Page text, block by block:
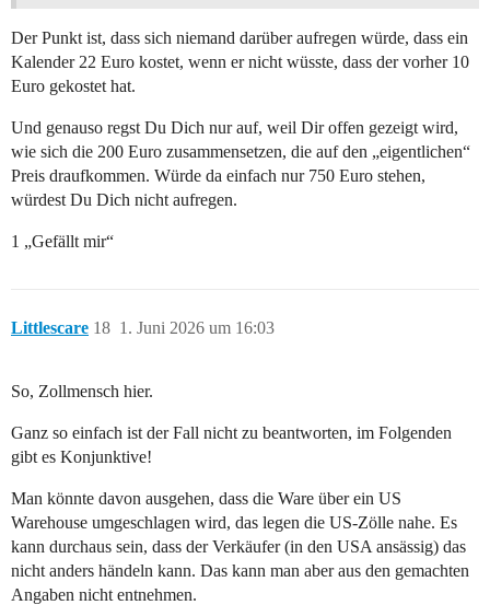
Der Punkt ist, dass sich niemand darüber aufregen würde, dass ein
Kalender 22 Euro kostet, wenn er nicht wüsste, dass der vorher 10
Euro gekostet hat.
Und genauso regst Du Dich nur auf, weil Dir offen gezeigt wird,
wie sich die 200 Euro zusammensetzen, die auf den „eigentlichen“
Preis draufkommen. Würde da einfach nur 750 Euro stehen,
würdest Du Dich nicht aufregen.
1 „Gefällt mir“
Littlescare 1. Juni 2026 um 16:03
18
So, Zollmensch hier.
Ganz so einfach ist der Fall nicht zu beantworten, im Folgenden
gibt es Konjunktive!
Man könnte davon ausgehen, dass die Ware über ein US
Warehouse umgeschlagen wird, das legen die US-Zölle nahe. Es
kann durchaus sein, dass der Verkäufer (in den USA ansässig) das
nicht anders händeln kann. Das kann man aber aus den gemachten
Angaben nicht entnehmen.